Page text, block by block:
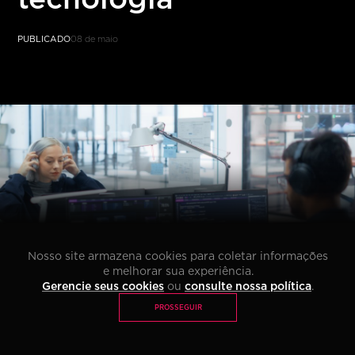
PÓS TECH
PUBLICADO08 de maio
Nosso site armazena cookies para coletar informações
e melhorar sua experiência.
Gerencie seus cookies ou consulte nossa política.
PROSSEGUIR